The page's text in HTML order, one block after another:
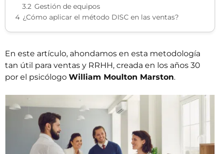
3.2 Gestión de equipos
4 ¿Cómo aplicar el método DISC en las ventas?
En este artículo, ahondamos en esta metodología
tan útil para ventas y RRHH, creada en los años 30
por el psicólogo William Moulton Marston.